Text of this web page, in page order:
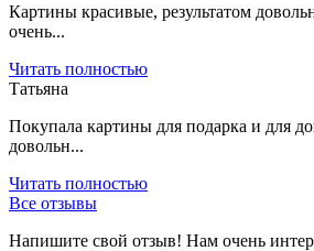
Картины красивые, результатом
очень...
Читать полностью
Татьяна
Покупала картины для подарка и для
довольн...
Читать полностью
Все отзывы
Напишите свой отзыв! Нам очень